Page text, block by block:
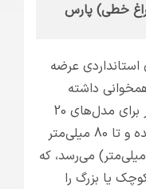
خطی) پارس
استانداردی عرضه
داشته
باشد. عرض مدل‌ها از 77 میلی‌متر برای مدل‌های 20
وات (طول 615 میلی‌متر) شروع شده و تا 80 میلی‌متر
برای مدل‌های 40 وات (طول 1200 میلی‌متر) می‌رسد، که
یا بزرگ را